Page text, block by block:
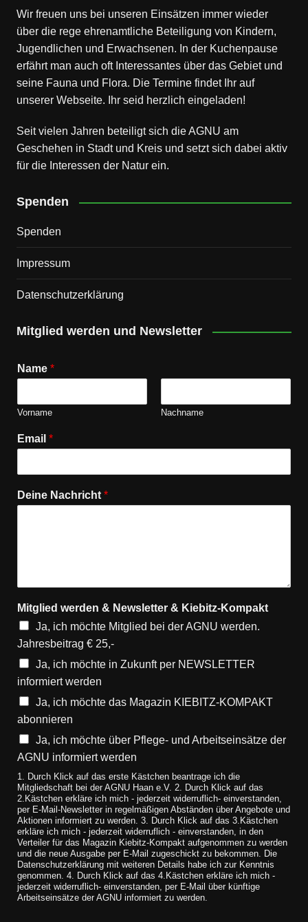
Wir freuen uns bei unseren Einsätzen immer wieder
über die rege ehrenamtliche Beteiligung von Kindern,
Jugendlichen und Erwachsenen. In der Kuchenpause
erfährt man auch oft Interessantes über das Gebiet und
seine Fauna und Flora. Die Termine findet Ihr auf
unserer Webseite. Ihr seid herzlich eingeladen!
Seit vielen Jahren beteiligt sich die AGNU am
Geschehen in Stadt und Kreis und setzt sich dabei aktiv
für die Interessen der Natur ein.
Spenden
Spenden
Impressum
Datenschutz­erklärung
Mitglied werden und Newsletter
Name *
Vorname Nachname
Email *
Deine Nachricht *
Mitglied werden & Newsletter & Kiebitz-Kompakt
Ja, ich möchte Mitglied bei der AGNU werden.
Jahresbeitrag € 25,-
Ja, ich möchte in Zukunft per NEWSLETTER
informiert werden
Ja, ich möchte das Magazin KIEBITZ-KOMPAKT
abonnieren
Ja, ich möchte über Pflege- und Arbeitseinsätze der
AGNU informiert werden
1. Durch Klick auf das erste Kästchen beantrage ich die
Mitgliedschaft bei der AGNU Haan e.V. 2. Durch Klick auf das
2.Kästchen erkläre ich mich - jederzeit widerruflich- einverstanden,
per E-Mail-Newsletter in regelmäßigen Abständen über Angebote und
Aktionen informiert zu werden. 3. Durch Klick auf das 3.Kästchen
erkläre ich mich - jederzeit widerruflich - einverstanden, in den
Verteiler für das Magazin Kiebitz-Kompakt aufgenommen zu werden
und die neue Ausgabe per E-Mail zugeschickt zu bekommen. Die
Datenschutzerklärung mit weiteren Details habe ich zur Kenntnis
genommen. 4. Durch Klick auf das 4.Kästchen erkläre ich mich -
jederzeit widerruflich- einverstanden, per E-Mail über künftige
Arbeitseinsätze der AGNU informiert zu werden.